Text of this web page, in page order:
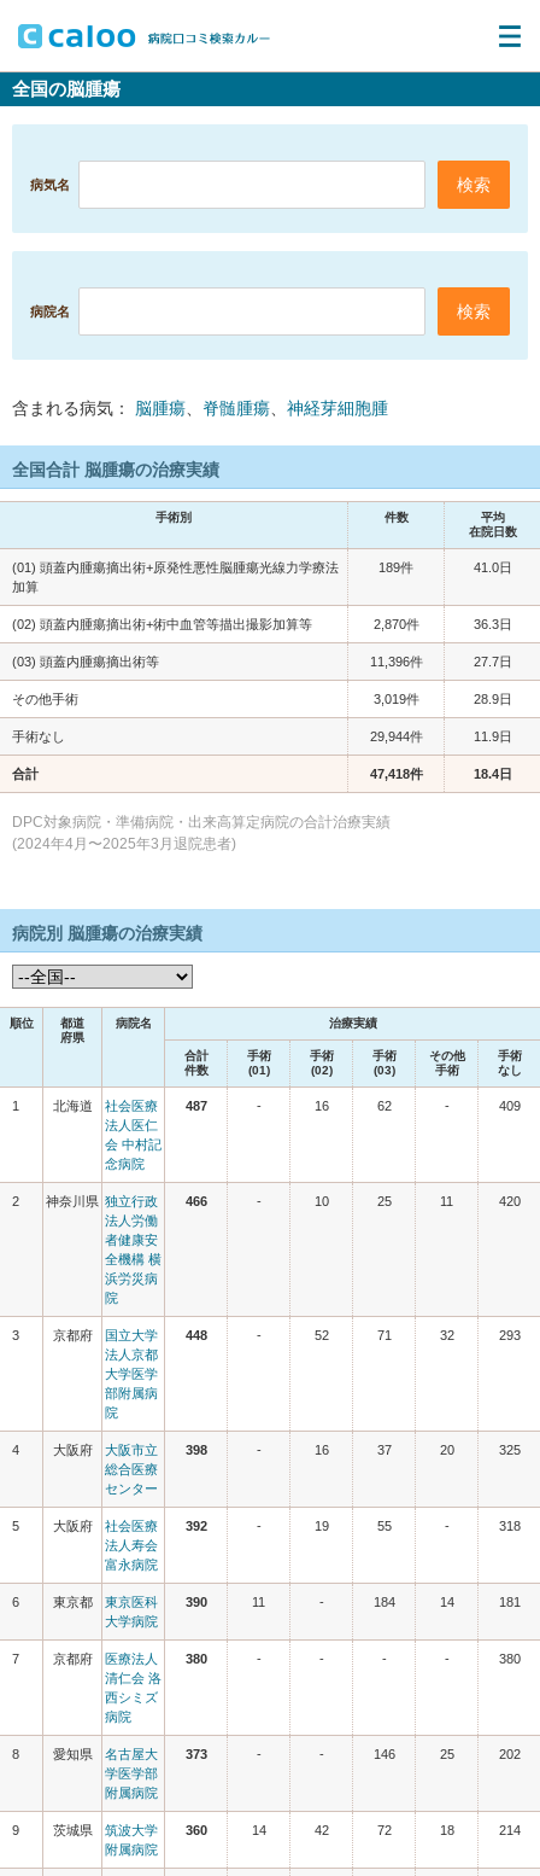
全国の脳腫瘍
病気名
病院名
含まれる病気： 脳腫瘍 脊髄腫瘍 神経芽細胞腫
全国合計 脳腫瘍の治療実績
手術別 件数
平均
在院日数
(01) 頭蓋内腫瘍摘出術+原発性悪性脳腫瘍光線力学療法
加算
189件 41.0日
(02) 頭蓋内腫瘍摘出術+術中血管等描出撮影加算等 2,870件 36.3日
(03) 頭蓋内腫瘍摘出術等 11,396件 27.7日
その他手術 3,019件 28.9日
手術なし 29,944件 11.9日
合計 47,418件 18.4日
DPC対象病院・準備病院・出来高算定病院の合計治療実績
(2024年4月〜2025年3月退院患者)
病院別 脳腫瘍の治療実績
順位
都道
府県
病院名 治療実績
合計
件数
手術
(01)
手術
(02)
手術
(03)
その他
手術
手術
なし
1 北海道
社会医療
法人医仁
会 中村記
念病院
487 - 16 62 - 409
2 神奈川県 独立行政
法人労働
者健康安
全機構 横
浜労災病
院
466 - 10 25 11 420
3 京都府
国立大学
法人京都
大学医学
部附属病
院
448 - 52 71 32 293
4 大阪府
大阪市立
総合医療
センター
398 - 16 37 20 325
5 大阪府
社会医療
法人寿会
富永病院
392 - 19 55 - 318
6 東京都
東京医科
大学病院
390 11 - 184 14 181
7 京都府
医療法人
清仁会 洛
西シミズ
病院
380 - - - - 380
8 愛知県
名古屋大
学医学部
附属病院
373 - - 146 25 202
9 茨城県
筑波大学
附属病院
360 14 42 72 18 214